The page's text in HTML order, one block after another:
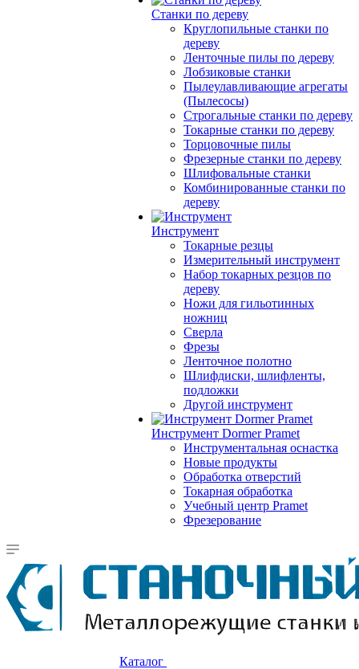
Станки по дереву
Круглопильные станки по
дереву
Ленточные пилы по дереву
Лобзиковые станки
Пылеулавливающие агрегаты
(Пылесосы)
Строгальные станки по дереву
Токарные станки по дереву
Торцовочные пилы
Фрезерные станки по дереву
Шлифовальные станки
Комбинированные станки по
дереву
Инструмент
Токарные резцы
Измерительный инструмент
Набор токарных резцов по
дереву
Ножи для гильотинных
ножниц
Сверла
Фрезы
Ленточное полотно
Шлифдиски, шлифленты,
подложки
Другой инструмент
Инструмент Dormer Pramet
Инструментальная оснастка
Новые продукты
Обработка отверстий
Токарная обработка
Учебный центр Pramet
Фрезерование
Каталог